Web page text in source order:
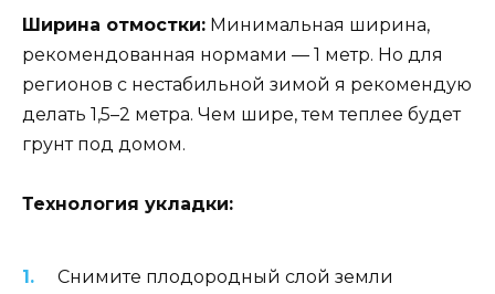
Ширина отмостки: Минимальная ширина,
рекомендованная нормами — 1 метр. Но для
регионов с нестабильной зимой я рекомендую
делать 1,5–2 метра. Чем шире, тем теплее будет
грунт под домом.
Технология укладки:
Снимите плодородный слой земли